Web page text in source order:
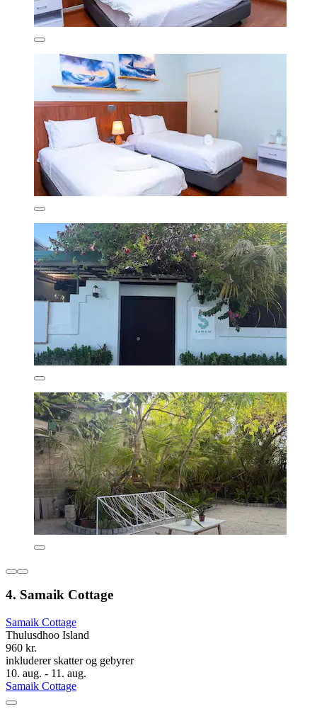
4. Samaik Cottage
Samaik Cottage
Thulusdhoo Island
960 kr.
inkluderer skatter og gebyrer
10. aug. - 11. aug.
Samaik Cottage